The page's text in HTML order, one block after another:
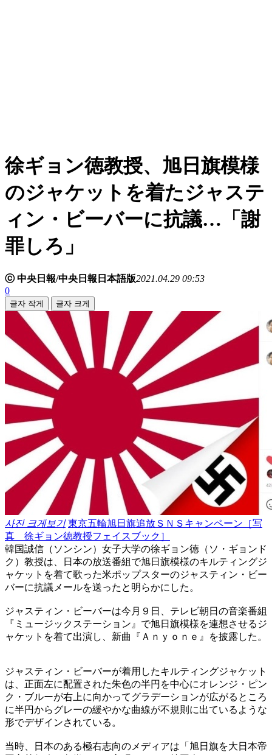
徐ギョン徳教授、旭日旗模様
のジャケットを着たジャステ
ィン・ビーバーに抗議…「謝
罪しろ」
ⓒ 中央日報/中央日報日本語版2021.04.29 09:53
0
글자 작게 글자 크게
사진 크게보기 東京五輪旭日旗追放ＳＮＳキャンペーン［写
真 徐ギョン徳教授フェイスブック］
韓国誠信（ソンシン）女子大学の徐ギョン徳（ソ・ギョンド
ク）教授は、日本の放送番組で旭日旗模様のキルティングジ
ャケットを着て歌った米ポップスターのジャスティン・ビー
バーに抗議メールを送ったと明らかにした。
ジャスティン・ビーバーは今月９日、テレビ朝日の音楽番組
『ミュージックステーション』で旭日旗模様を連想させるジ
ャケットを着て出演し、新曲『Ａｎｙｏｎｅ』を披露した。
ジャスティン・ビーバーが着用したキルティングジャケット
は、正面左に配置された朱色の半円を中心にオレンジ・ピン
ク・ブルーが右上に向かってグラデーションが広がるところ
に半円からグレーの緩やかな曲線が不規則に出ているような
形でデザインされている。
当時、日本のある極右志向のメディアは「旭日旗を大日本帝